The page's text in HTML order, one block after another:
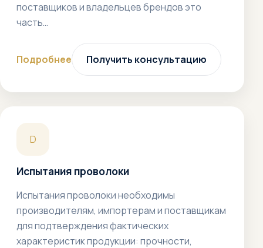
поставщиков и владельцев брендов это
часть…
Подробнее Получить консультацию
D
Испытания проволоки
Испытания проволоки необходимы
производителям, импортерам и поставщикам
для подтверждения фактических
характеристик продукции: прочности,